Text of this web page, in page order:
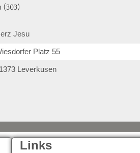
(303)
Jesu
Platz 55
Leverkusen
Links